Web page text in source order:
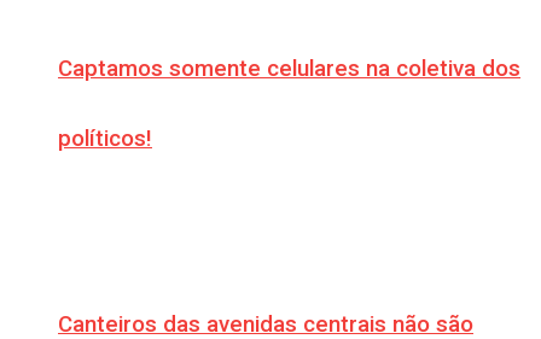
Captamos somente celulares na coletiva dos
políticos!
Canteiros das avenidas centrais não são